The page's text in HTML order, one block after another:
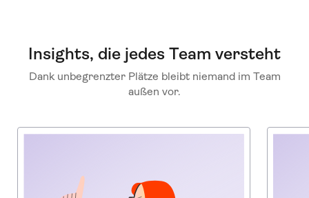
Insights, die jedes Team versteht
Dank unbegrenzter Plätze bleibt niemand im Team
außen vor.